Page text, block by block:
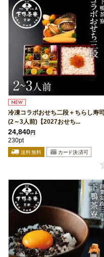
冷凍コラボおせち二段＋ちらし寿司
(2～3人前)【2027おせち...
24,840円
230pt